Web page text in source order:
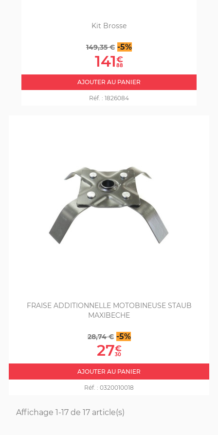
Kit Brosse
Prix
de
base
149,35 € -5%Prix
141€
88
AJOUTER AU PANIER
Réf. : 1826084
FRAISE ADDITIONNELLE MOTOBINEUSE STAUB
MAXIBECHE
Prix
de
base
28,74 € -5%Prix
27€
30
AJOUTER AU PANIER
Réf. : 0320010018
Affichage 1-17 de 17 article(s)